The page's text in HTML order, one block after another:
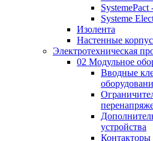
Systeme
Изолента
Настенные
Электротехническая
02 Модульное
Вводные
устройства